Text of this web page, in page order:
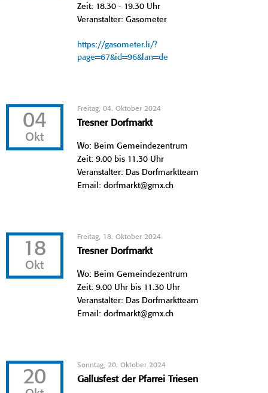
Zeit: 18.30 - 19.30 Uhr
Veranstalter: Gasometer
https://gasometer.li/?
page=67&id=96&lan=de
04
Okt
Freitag, 04. Oktober 2024
Tresner Dorfmarkt
Wo: Beim Gemeindezentrum
Zeit: 9.00 bis 11.30 Uhr
Veranstalter: Das Dorfmarktteam
Email: dorfmarkt@gmx.ch
18
Okt
Freitag, 18. Oktober 2024
Tresner Dorfmarkt
Wo: Beim Gemeindezentrum
Zeit: 9.00 Uhr bis 11.30 Uhr
Veranstalter: Das Dorfmarktteam
Email: dorfmarkt@gmx.ch
20
Sonntag, 20. Oktober 2024
Gallusfest der Pfarrei Triesen